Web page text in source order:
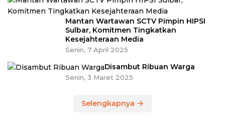
Mantan Wartawan SCTV Pimpin HIPSI
Sulbar, Komitmen Tingkatkan
Kesejahteraan Media
Senin, 7 April 2025
Disambut Ribuan Warga
Senin, 3 Maret 2025
Selengkapnya